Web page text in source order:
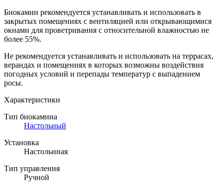
Биокамин рекомендуется устанавливать и использовать в
закрытых помещениях с вентиляцией или открывающимися
окнами для проветривания с относительной влажностью не
более 55%.
Не рекомендуется устанавливать и использовать на террасах,
верандах и помещениях в которых возможны воздействия
погодных условий и перепады температур с выпадением
росы.
Характеристики
Тип биокамина
Настольный
Установка
Настольнная
Тип управления
Ручной